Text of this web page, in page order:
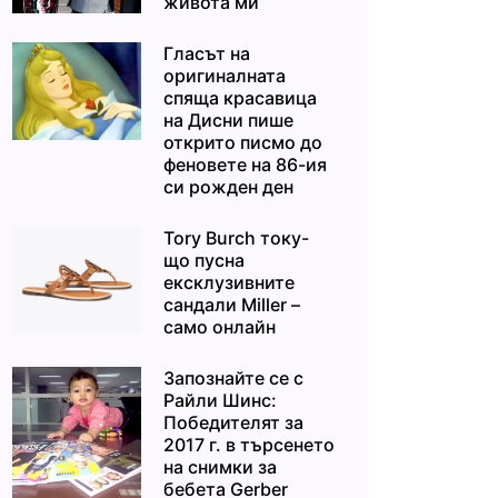
Гласът на
оригиналната
спяща красавица
на Дисни пише
открито писмо до
феновете на 86-ия
си рожден ден
Tory Burch току-
що пусна
ексклузивните
сандали Miller –
само онлайн
Запознайте се с
Райли Шинс:
Победителят за
2017 г. в търсенето
на снимки за
бебета Gerber